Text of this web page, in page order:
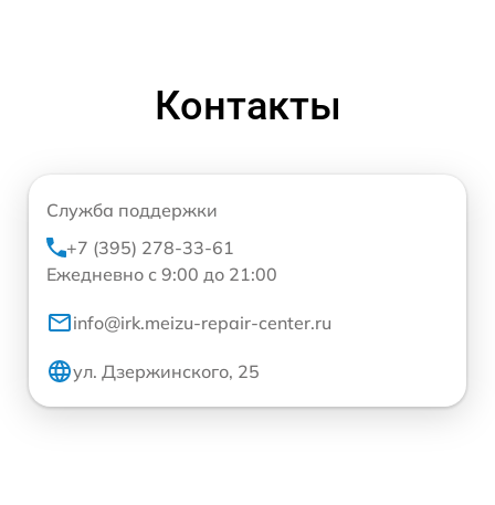
Контакты
Служба поддержки
+7 (395) 278-33-61
Ежедневно с 9:00 до 21:00
info@irk.meizu-repair-center.ru
ул. Дзержинского, 25